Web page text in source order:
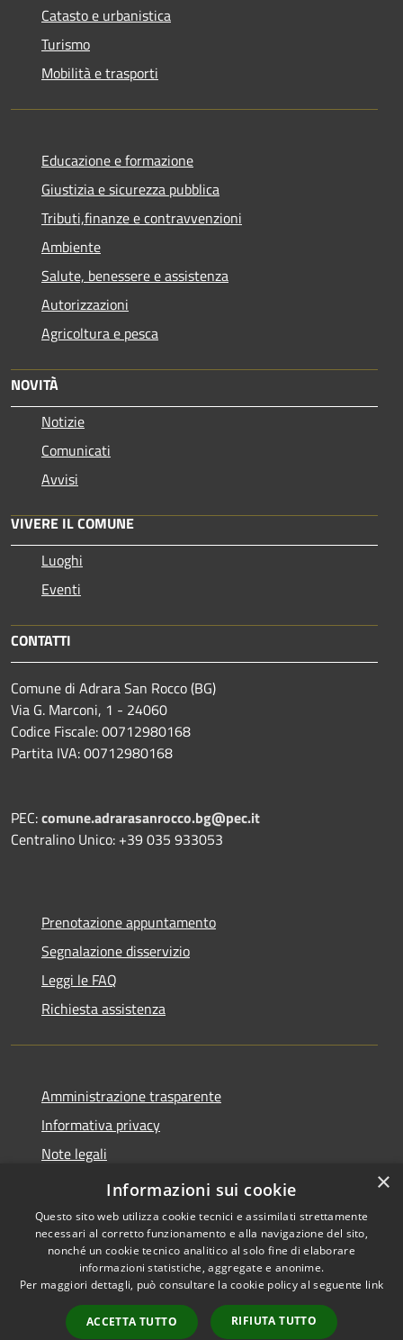
Catasto e urbanistica
Turismo
Mobilità e trasporti
Educazione e formazione
Giustizia e sicurezza pubblica
Tributi,finanze e contravvenzioni
Ambiente
Salute, benessere e assistenza
Autorizzazioni
Agricoltura e pesca
NOVITÀ
Notizie
Comunicati
Avvisi
VIVERE IL COMUNE
Luoghi
Eventi
CONTATTI
Comune di Adrara San Rocco (BG)
Via G. Marconi, 1 - 24060
Codice Fiscale: 00712980168
Partita IVA: 00712980168
PEC:comune.adrarasanrocco.bg@pec.it
Centralino Unico: +39 035 933053
Prenotazione appuntamento
Segnalazione disservizio
Leggi le FAQ
Richiesta assistenza
Amministrazione trasparente
Informativa privacy
Note legali
Dichiarazione di accessibilità
Accessibilità
Copyright © 2026 • Comune di
Adrara San Rocco • Powered
byMunicipium
Accesso
×
Informazioni sui cookie
Questo sito web utilizza cookie tecnici e assimilati strettamente
necessari al corretto funzionamento e alla navigazione del sito,
nonché un cookie tecnico analitico al solo fine di elaborare
informazioni statistiche, aggregate e anonime.
Per maggiori dettagli, può consultare la cookie policy al seguente link
ACCETTA TUTTO RIFIUTA TUTTO